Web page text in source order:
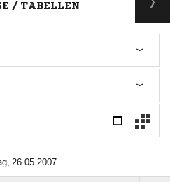
/ TABELLEN
